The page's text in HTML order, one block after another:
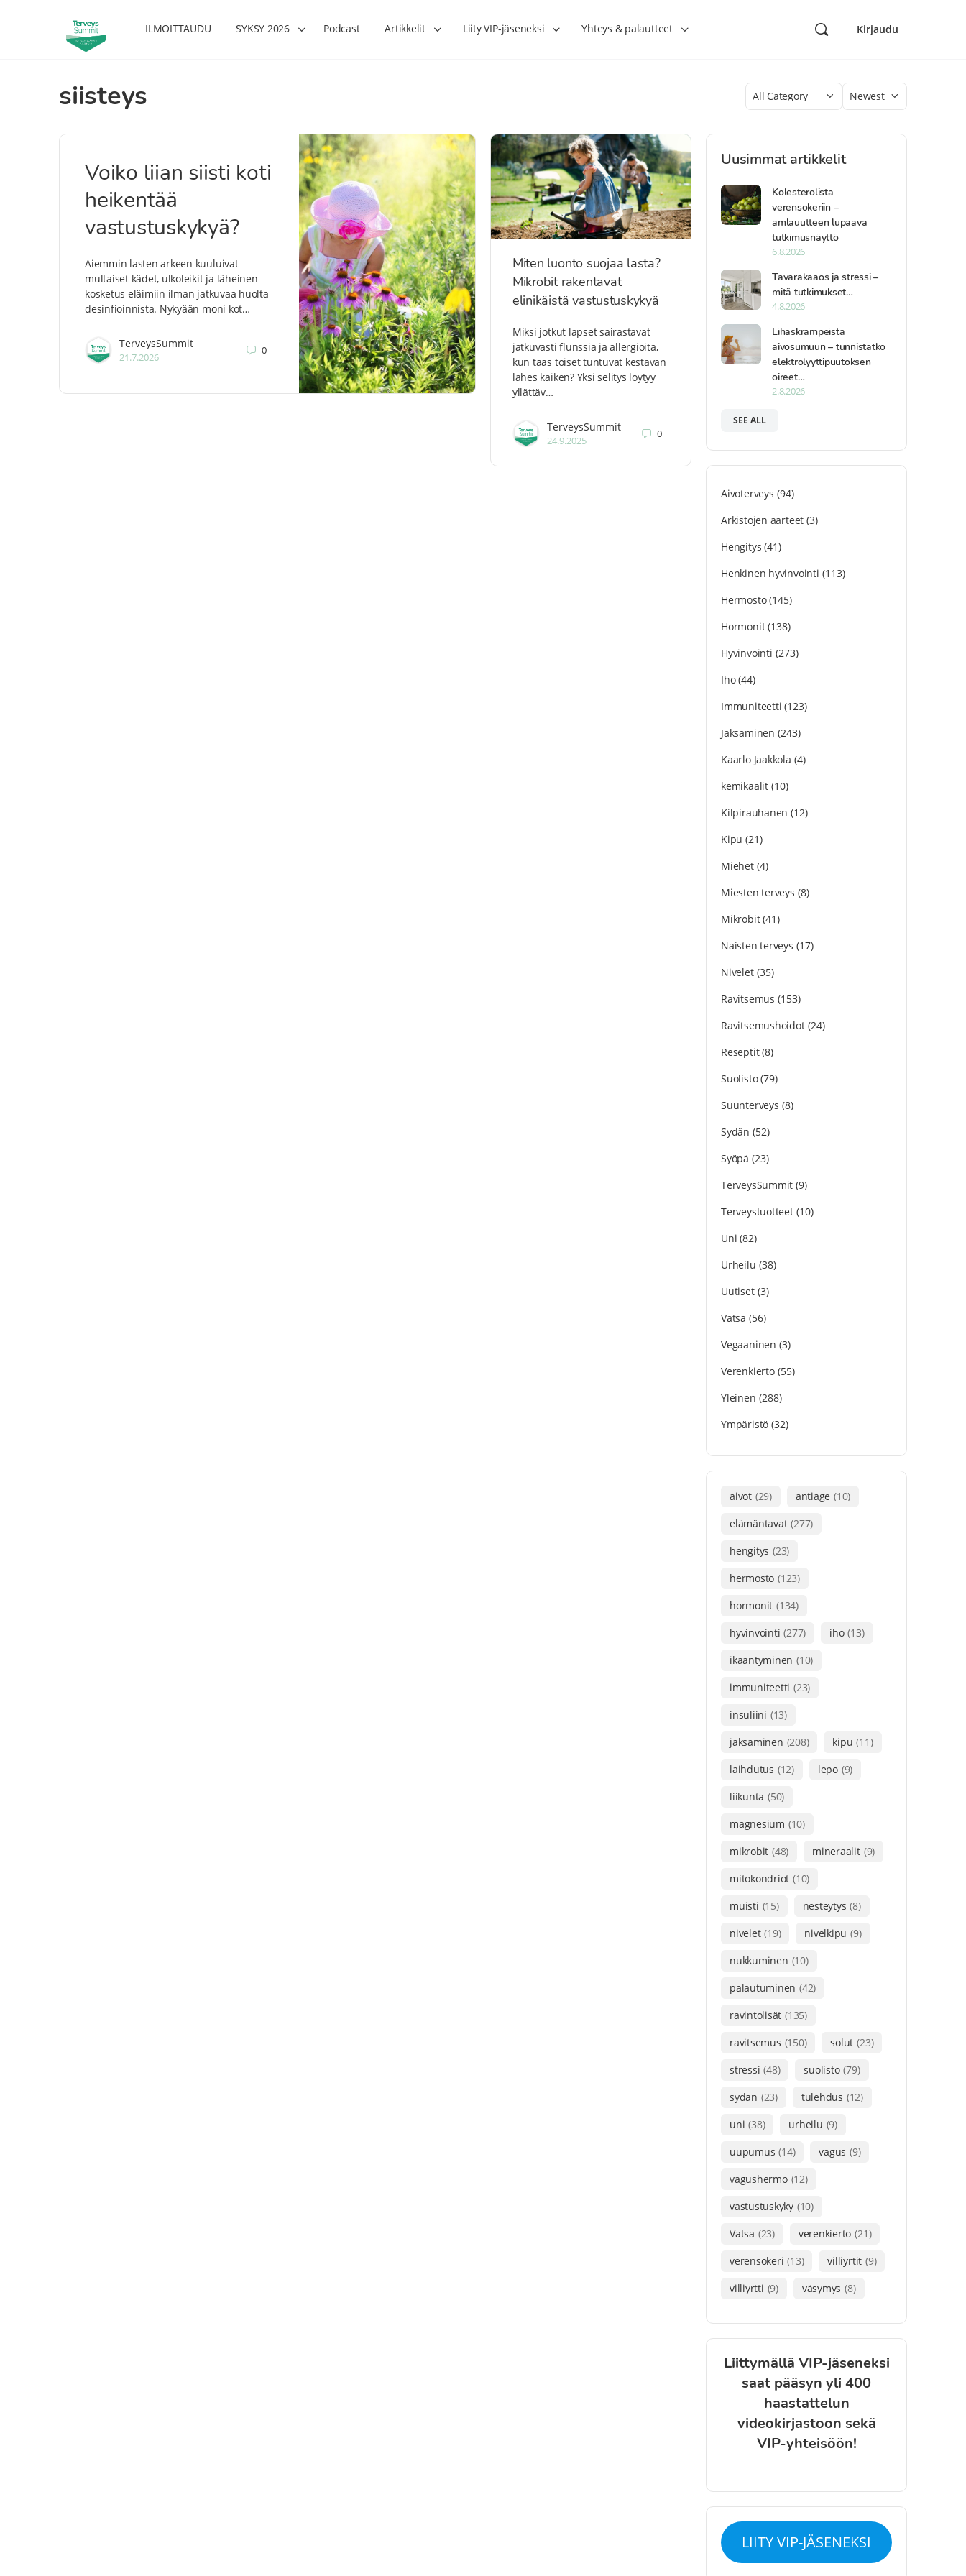
ILMOITTAUDU SYKSY 2026 Podcast Artikkelit Liity VIP-jäseneksi Yhteys & palautteet Kirjaudu
siisteys Category
Sort
Voiko liian siisti koti
heikentää
vastustuskykyä?
Aiemmin lasten arkeen kuuluivat
multaiset kädet, ulkoleikit ja läheinen
kosketus eläimiin ilman jatkuvaa huolta
desinfioinnista. Nykyään moni kot…
TerveysSummit
21.7.2026
0
Miten luonto suojaa lasta?
Mikrobit rakentavat
elinikäistä vastustuskykyä
Miksi jotkut lapset sairastavat
jatkuvasti flunssia ja allergioita,
kun taas toiset tuntuvat kestävän
lähes kaiken? Yksi selitys löytyy
yllättäv…
TerveysSummit
24.9.2025
0
Uusimmat artikkelit
Kolesterolista
verensokeriin –
amlauutteen lupaava
tutkimusnäyttö
6.8.2026
Tavarakaaos ja stressi –
mitä tutkimukset…
4.8.2026
Lihaskrampeista
aivosumuun – tunnistatko
elektrolyyttipuutoksen
oireet…
2.8.2026
SEE ALL
Aivoterveys (94)
Arkistojen aarteet (3)
Hengitys (41)
Henkinen hyvinvointi (113)
Hermosto(145)
Hormonit(138)
Hyvinvointi (273)
Iho(44)
Immuniteetti (123)
Jaksaminen (243)
Kaarlo Jaakkola (4)
kemikaalit(10)
Kilpirauhanen (12)
Kipu (21)
Miehet(4)
Miesten terveys (8)
Mikrobit(41)
Naisten terveys (17)
Nivelet(35)
Ravitsemus (153)
Ravitsemushoidot(24)
Reseptit(8)
Suolisto(79)
Suunterveys (8)
Sydän (52)
Syöpä (23)
TerveysSummit (9)
Terveystuotteet(10)
Uni (82)
Urheilu (38)
Uutiset(3)
Vatsa (56)
Vegaaninen (3)
Verenkierto(55)
Yleinen (288)
Ympäristö (32)
aivot (29) antiage (10)
elämäntavat (277)
hengitys (23)
hermosto (123)
hormonit (134)
hyvinvointi (277) iho (13)
ikääntyminen (10)
immuniteetti (23)
insuliini (13)
jaksaminen (208) kipu (11)
laihdutus (12) lepo (9)
liikunta (50)
magnesium (10)
mikrobit (48) mineraalit (9)
mitokondriot (10)
muisti (15) nesteytys (8)
nivelet (19) nivelkipu (9)
nukkuminen (10)
palautuminen (42)
ravintolisät (135)
ravitsemus (150) solut (23)
stressi (48) suolisto (79)
sydän (23) tulehdus (12)
uni (38) urheilu (9)
uupumus (14) vagus (9)
vagushermo (12)
vastustuskyky (10)
Vatsa (23) verenkierto (21)
verensokeri (13) villiyrtit (9)
villiyrtti (9) väsymys (8)
Liittymällä VIP-jäseneksi
saat pääsyn yli 400
haastattelun
videokirjastoon sekä
VIP-yhteisöön!
LIITY VIP-JÄSENEKSI